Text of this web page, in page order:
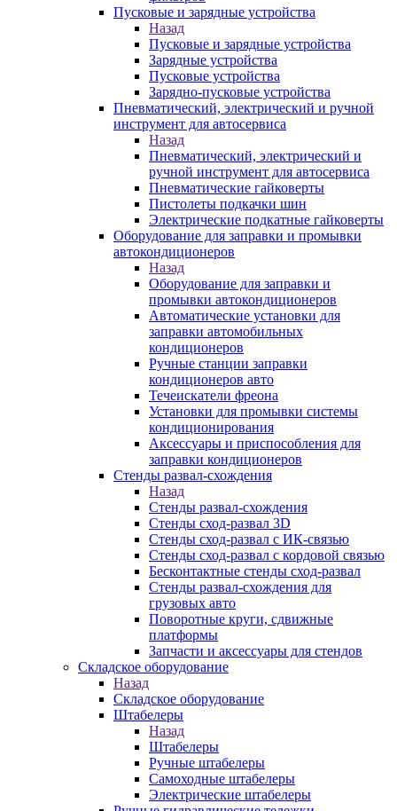
Пусковые и зарядные устройства
Назад
Пусковые и зарядные устройства
Зарядные устройства
Пусковые устройства
Зарядно-пусковые устройства
Пневматический, электрический и ручной
инструмент для автосервиса
Назад
Пневматический, электрический и
ручной инструмент для автосервиса
Пневматические гайковерты
Пистолеты подкачки шин
Электрические подкатные гайковерты
Оборудование для заправки и промывки
автокондиционеров
Назад
Оборудование для заправки и
промывки автокондиционеров
Автоматические установки для
заправки автомобильных
кондиционеров
Ручные станции заправки
кондиционеров авто
Течеискатели фреона
Установки для промывки системы
кондиционирования
Аксессуары и приспособления для
заправки кондиционеров
Стенды развал-схождения
Назад
Стенды развал-схождения
Стенды сход-развал 3D
Стенды сход-развал с ИК-связью
Стенды сход-развал с кордовой связью
Бесконтактные стенды сход-развал
Стенды развал-схождения для
грузовых авто
Поворотные круги, сдвижные
платформы
Запчасти и аксессуары для стендов
Складское оборудование
Назад
Складское оборудование
Штабелеры
Назад
Штабелеры
Ручные штабелеры
Самоходные штабелеры
Электрические штабелеры